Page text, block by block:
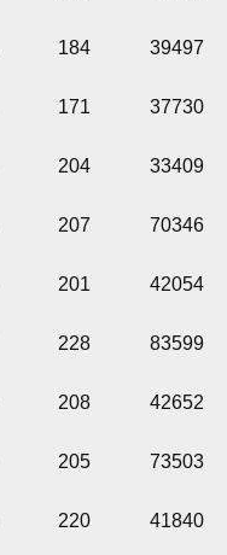
184 39497
171 37730
204 33409
207 70346
201 42054
228 83599
208 42652
205 73503
220 41840